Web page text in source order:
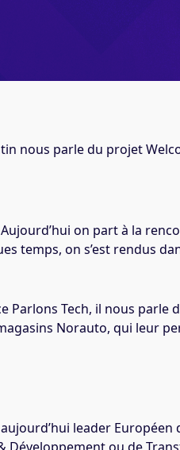
nous parle du projet
on part à la
temps, on s’est rendus
Parlons Tech, il nous parle
Norauto, qui leur
leader Européen